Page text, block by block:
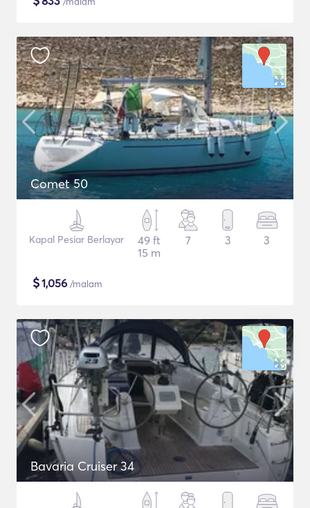
Comet 50
Kapal Pesiar Berlayar
49 ft
15 m
7 3 3
$1,056 /malam
Bavaria Cruiser 34